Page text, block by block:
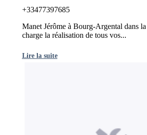
+33477397685
Manet Jérôme à Bourg-Argental dans
charge la réalisation de tous vos...
Lire la suite